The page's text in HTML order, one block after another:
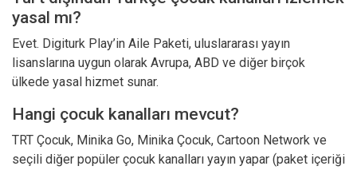
yasal mı?
Evet. Digiturk Play’in Aile Paketi, uluslararası yayın
lisanslarına uygun olarak Avrupa, ABD ve diğer birçok
ülkede yasal hizmet sunar.
Hangi çocuk kanalları mevcut?
TRT Çocuk, Minika Go, Minika Çocuk, Cartoon Network ve
seçili diğer popüler çocuk kanalları yayın yapar (paket içeriği